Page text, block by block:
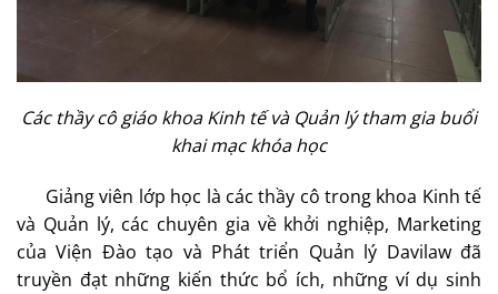
Các thầy cô giáo khoa Kinh tế và Quản lý tham gia buổi
khai mạc khóa học
Giảng viên lớp học là các thầy cô trong khoa Kinh tế
và Quản lý, các chuyên gia về khởi nghiệp, Marketing
của Viện Đào tạo và Phát triển Quản lý Davilaw đã
truyền đạt những kiến thức bổ ích, những ví dụ sinh